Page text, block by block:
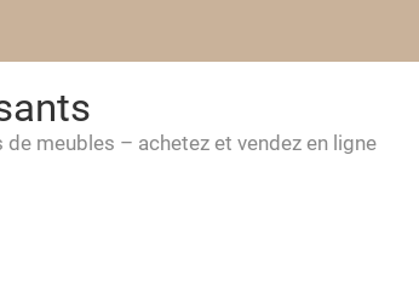
meubles – achetez et vendez en ligne